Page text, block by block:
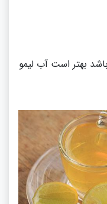
بهتر است آب لیمو